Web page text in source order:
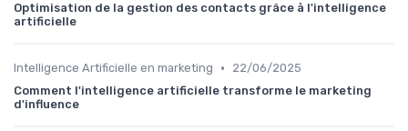
Optimisation de la gestion des contacts grâce à l'intelligence
artificielle
Intelligence Artificielle en marketing •
22/06/2025
Comment l'intelligence artificielle transforme le marketing
d'influence